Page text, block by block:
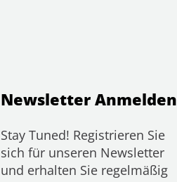
Newsletter Anmelden
Stay Tuned! Registrieren Sie
sich für unseren Newsletter
und erhalten Sie regelmäßig